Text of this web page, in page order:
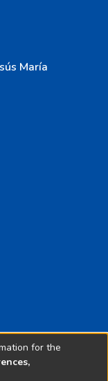
María
estan
for the